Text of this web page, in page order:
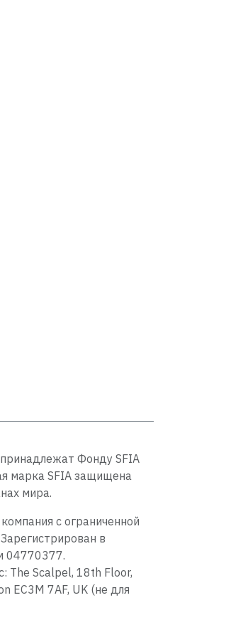
Фонду SFIA
марка SFIA защищена
мира.
с ограниченной
в
04770377.
The Scalpel, 18th Floor,
EC3M 7AF, UK (не для